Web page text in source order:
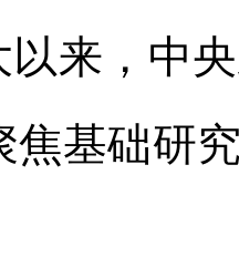
以来，中
焦基础研